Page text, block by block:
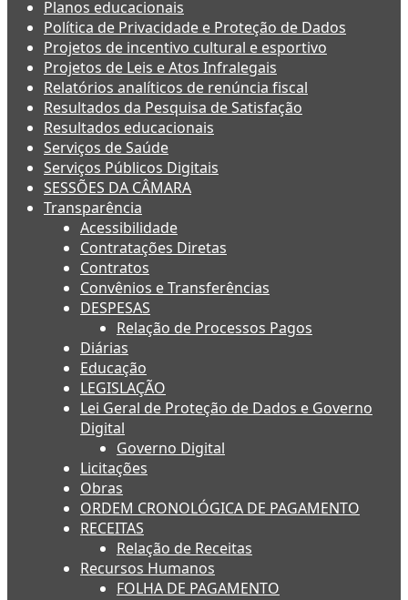
Planos educacionais
Política de Privacidade e Proteção de Dados
Projetos de incentivo cultural e esportivo
Projetos de Leis e Atos Infralegais
Relatórios analíticos de renúncia fiscal
Resultados da Pesquisa de Satisfação
Resultados educacionais
Serviços de Saúde
Serviços Públicos Digitais
SESSÕES DA CÂMARA
Transparência
Acessibilidade
Contratações Diretas
Contratos
Convênios e Transferências
DESPESAS
Relação de Processos Pagos
Diárias
Educação
LEGISLAÇÃO
Lei Geral de Proteção de Dados e Governo
Digital
Governo Digital
Licitações
Obras
ORDEM CRONOLÓGICA DE PAGAMENTO
RECEITAS
Relação de Receitas
Recursos Humanos
FOLHA DE PAGAMENTO